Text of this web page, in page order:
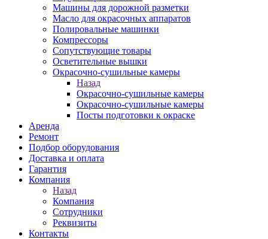
Машины для дорожной разметки
Масло для окрасочных аппаратов
Полировальные машинки
Компрессоры
Сопутствующие товары
Осветительные вышки
Окрасочно-сушильные камеры
Назад
Окрасочно-сушильные камеры
Окрасочно-сушильные камеры
Посты подготовки к окраске
Аренда
Ремонт
Подбор оборудования
Доставка и оплата
Гарантия
Компания
Назад
Компания
Сотрудники
Реквизиты
Контакты